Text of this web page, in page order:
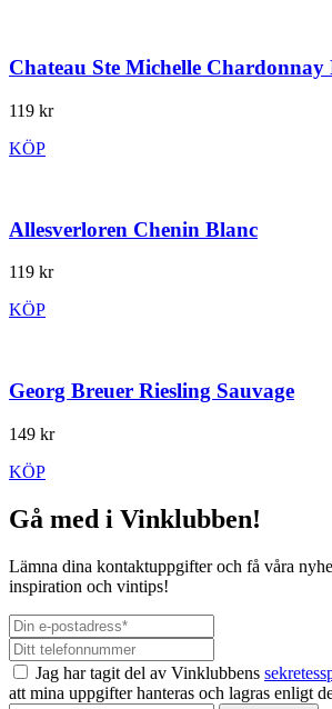
Chateau Ste Michelle Chardonnay
119 kr
KÖP
Allesverloren Chenin Blanc
119 kr
KÖP
Georg Breuer Riesling Sauvage
149 kr
KÖP
Gå med i Vinklubben!
Lämna dina kontaktuppgifter och få våra
inspiration och vintips!
Jag har tagit del av Vinklubbens
att mina uppgifter hanteras och lagras enligt